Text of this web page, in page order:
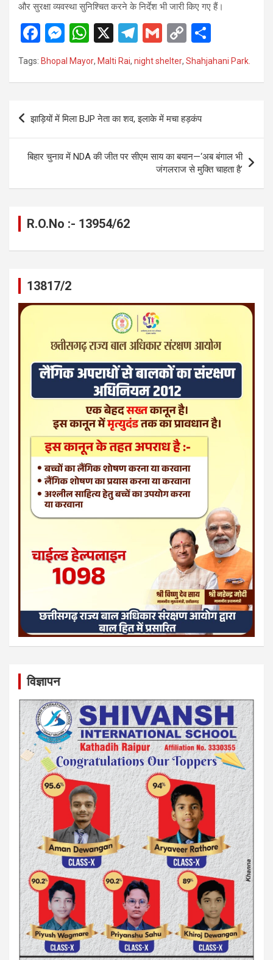
और सुरक्षा व्यवस्था सुनिश्चित करने के निर्देश भी जारी किए गए हैं।
F
a
ce
o
o
k
M
es
se
g
W
h
at
A
p
X
T
el
e
a
m
G
m
ail
C
o
py
n
k
h
ar
Tags: Bhopal Mayor, Malti Rai, night shelter, Shahjahani Park.
Post
navigation
झाड़ियों में मिला BJP नेता का शव, इलाके में मचा हड़कंप
बिहार चुनाव में NDA की जीत पर सीएम साय का बयान—‘अब बंगाल भी
जंगलराज से मुक्ति चाहता है’
R.O.No :- 13954/62
13817/2
विज्ञापन